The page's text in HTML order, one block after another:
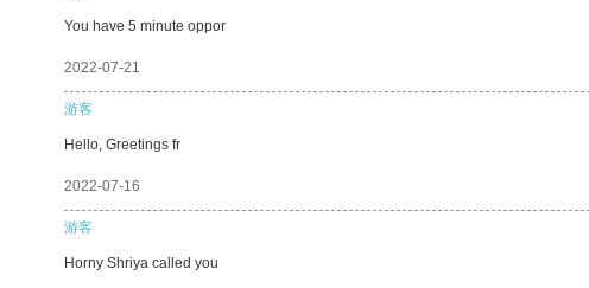
You have 5 minute oppor
2022-07-21
游客
Hello, Greetings fr
2022-07-16
游客
Horny Shriya called you